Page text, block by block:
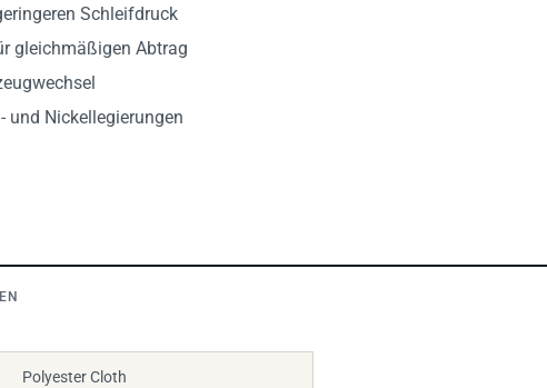
Schleifdruck
gleichmäßigen Abtrag
und Nickellegierungen
Polyester Cloth